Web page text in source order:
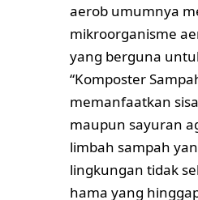
aerob umumnya
mikroorganisme
yang berguna
“Komposter
memanfaatkan
maupun sayuran
limbah sampah
lingkungan tidak
hama yang